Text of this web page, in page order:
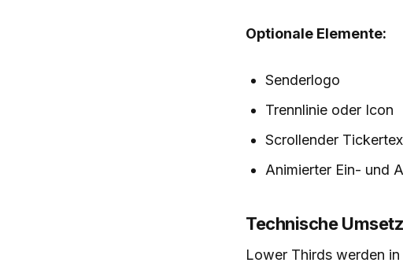
Optionale Elemente:
Senderlogo
Trennlinie oder Icon
Scrollender
Animierter Ein- und
Technische
Lower Thirds werden